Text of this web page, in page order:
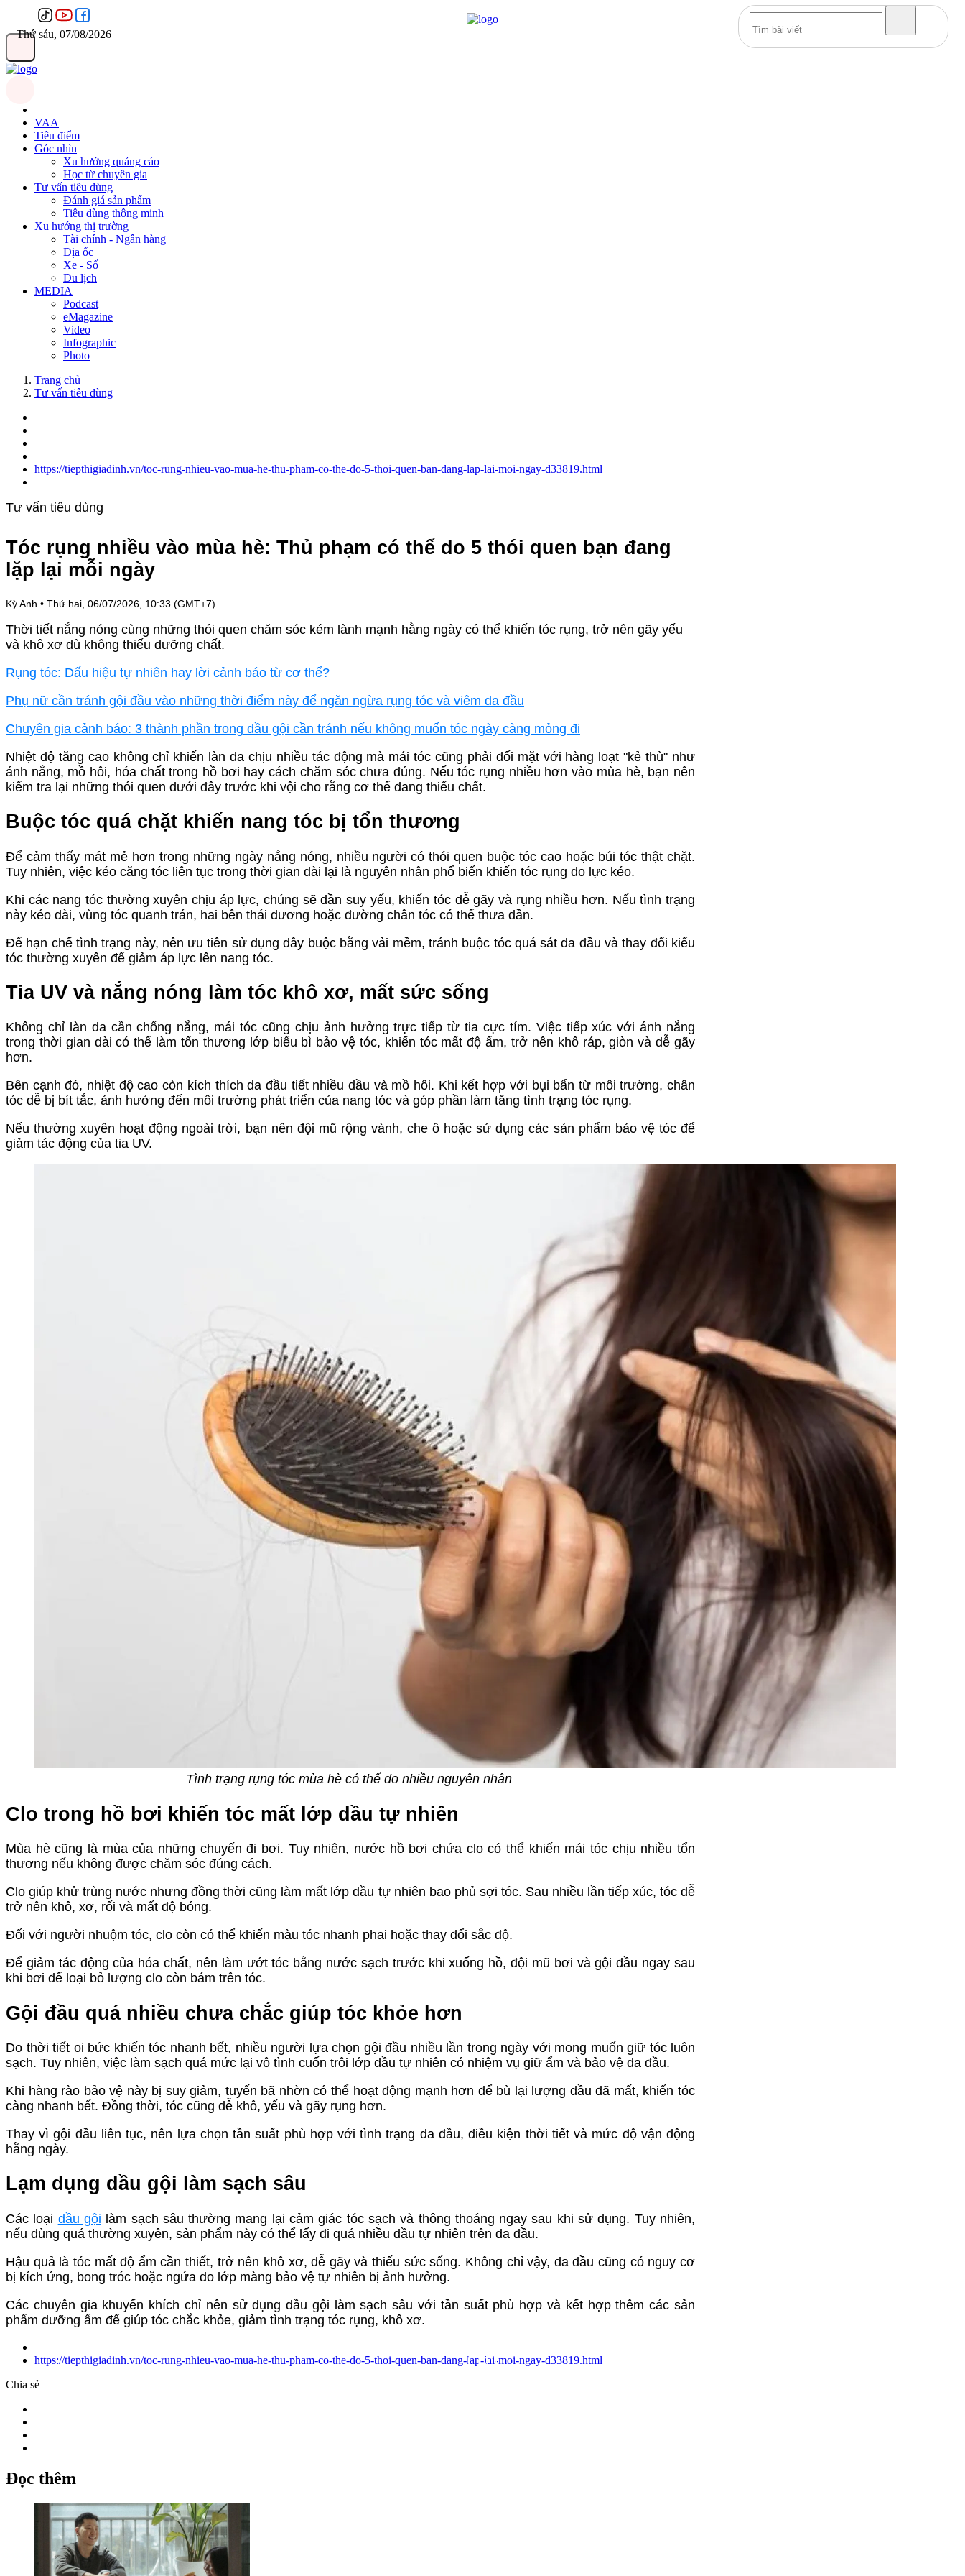
Thứ sáu, 07/08/2026
VAA
Tiêu điểm
Góc nhìn
Xu hướng quảng cáo
Học từ chuyên gia
Tư vấn tiêu dùng
Đánh giá sản phẩm
Tiêu dùng thông minh
Xu hướng thị trường
Tài chính - Ngân hàng
Địa ốc
Xe - Số
Du lịch
MEDIA
Podcast
eMagazine
Video
Infographic
Photo
Trang chủ
Tư vấn tiêu dùng
https://tiepthigiadinh.vn/toc-rung-nhieu-vao-mua-he-thu-pham-co-the-do-5-thoi-quen-ban-dang-lap-lai-moi-ngay-d33819.html
Tư vấn tiêu dùng
Tóc rụng nhiều vào mùa hè: Thủ phạm có thể do 5 thói quen bạn đang
lặp lại mỗi ngày
Kỳ Anh • Thứ hai, 06/07/2026, 10:33 (GMT+7)
Thời tiết nắng nóng cùng những thói quen chăm sóc kém lành mạnh hằng ngày có thể khiến tóc rụng, trở nên gãy yếu
và khô xơ dù không thiếu dưỡng chất.
Rụng tóc: Dấu hiệu tự nhiên hay lời cảnh báo từ cơ thể?
Phụ nữ cần tránh gội đầu vào những thời điểm này để ngăn ngừa rụng tóc và viêm da đầu
Chuyên gia cảnh báo: 3 thành phần trong dầu gội cần tránh nếu không muốn tóc ngày càng mỏng đi
Nhiệt độ tăng cao không chỉ khiến làn da chịu nhiều tác động mà mái tóc cũng phải đối mặt với hàng loạt "kẻ thù" như
ánh nắng, mồ hôi, hóa chất trong hồ bơi hay cách chăm sóc chưa đúng. Nếu tóc rụng nhiều hơn vào mùa hè, bạn nên
kiểm tra lại những thói quen dưới đây trước khi vội cho rằng cơ thể đang thiếu chất.
Buộc tóc quá chặt khiến nang tóc bị tổn thương
Để cảm thấy mát mẻ hơn trong những ngày nắng nóng, nhiều người có thói quen buộc tóc cao hoặc búi tóc thật chặt.
Tuy nhiên, việc kéo căng tóc liên tục trong thời gian dài lại là nguyên nhân phổ biến khiến tóc rụng do lực kéo.
Khi các nang tóc thường xuyên chịu áp lực, chúng sẽ dần suy yếu, khiến tóc dễ gãy và rụng nhiều hơn. Nếu tình trạng
này kéo dài, vùng tóc quanh trán, hai bên thái dương hoặc đường chân tóc có thể thưa dần.
Để hạn chế tình trạng này, nên ưu tiên sử dụng dây buộc bằng vải mềm, tránh buộc tóc quá sát da đầu và thay đổi kiểu
tóc thường xuyên để giảm áp lực lên nang tóc.
Tia UV và nắng nóng làm tóc khô xơ, mất sức sống
Không chỉ làn da cần chống nắng, mái tóc cũng chịu ảnh hưởng trực tiếp từ tia cực tím. Việc tiếp xúc với ánh nắng
trong thời gian dài có thể làm tổn thương lớp biểu bì bảo vệ tóc, khiến tóc mất độ ẩm, trở nên khô ráp, giòn và dễ gãy
hơn.
Bên cạnh đó, nhiệt độ cao còn kích thích da đầu tiết nhiều dầu và mồ hôi. Khi kết hợp với bụi bẩn từ môi trường, chân
tóc dễ bị bít tắc, ảnh hưởng đến môi trường phát triển của nang tóc và góp phần làm tăng tình trạng tóc rụng.
Nếu thường xuyên hoạt động ngoài trời, bạn nên đội mũ rộng vành, che ô hoặc sử dụng các sản phẩm bảo vệ tóc để
giảm tác động của tia UV.
Tình trạng rụng tóc mùa hè có thể do nhiều nguyên nhân
Clo trong hồ bơi khiến tóc mất lớp dầu tự nhiên
Mùa hè cũng là mùa của những chuyến đi bơi. Tuy nhiên, nước hồ bơi chứa clo có thể khiến mái tóc chịu nhiều tổn
thương nếu không được chăm sóc đúng cách.
Clo giúp khử trùng nước nhưng đồng thời cũng làm mất lớp dầu tự nhiên bao phủ sợi tóc. Sau nhiều lần tiếp xúc, tóc dễ
trở nên khô, xơ, rối và mất độ bóng.
Đối với người nhuộm tóc, clo còn có thể khiến màu tóc nhanh phai hoặc thay đổi sắc độ.
Để giảm tác động của hóa chất, nên làm ướt tóc bằng nước sạch trước khi xuống hồ, đội mũ bơi và gội đầu ngay sau
khi bơi để loại bỏ lượng clo còn bám trên tóc.
Gội đầu quá nhiều chưa chắc giúp tóc khỏe hơn
Do thời tiết oi bức khiến tóc nhanh bết, nhiều người lựa chọn gội đầu nhiều lần trong ngày với mong muốn giữ tóc luôn
sạch. Tuy nhiên, việc làm sạch quá mức lại vô tình cuốn trôi lớp dầu tự nhiên có nhiệm vụ giữ ẩm và bảo vệ da đầu.
Khi hàng rào bảo vệ này bị suy giảm, tuyến bã nhờn có thể hoạt động mạnh hơn để bù lại lượng dầu đã mất, khiến tóc
càng nhanh bết. Đồng thời, tóc cũng dễ khô, yếu và gãy rụng hơn.
Thay vì gội đầu liên tục, nên lựa chọn tần suất phù hợp với tình trạng da đầu, điều kiện thời tiết và mức độ vận động
hằng ngày.
Lạm dụng dầu gội làm sạch sâu
Các loại dầu gội làm sạch sâu thường mang lại cảm giác tóc sạch và thông thoáng ngay sau khi sử dụng. Tuy nhiên,
nếu dùng quá thường xuyên, sản phẩm này có thể lấy đi quá nhiều dầu tự nhiên trên da đầu.
Hậu quả là tóc mất độ ẩm cần thiết, trở nên khô xơ, dễ gãy và thiếu sức sống. Không chỉ vậy, da đầu cũng có nguy cơ
bị kích ứng, bong tróc hoặc ngứa do lớp màng bảo vệ tự nhiên bị ảnh hưởng.
Các chuyên gia khuyến khích chỉ nên sử dụng dầu gội làm sạch sâu với tần suất phù hợp và kết hợp thêm các sản
phẩm dưỡng ẩm để giúp tóc chắc khỏe, giảm tình trạng tóc rụng, khô xơ.
https://tiepthigiadinh.vn/toc-rung-nhieu-vao-mua-he-thu-pham-co-the-do-5-thoi-quen-ban-dang-lap-lai-moi-ngay-d33819.html
Chia sẻ
Đọc thêm